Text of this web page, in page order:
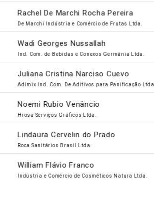
Rachel De Marchi Rocha Pereira
De Marchi Indústria e Comércio de Frutas Ltda.
Wadi Georges Nussallah
Ind. Com. de Bebidas e Conexos Germânia Ltda.
Juliana Cristina Narciso Cuevo
Adimix Ind. Com. De Aditivos para Panificação Ltda.
Noemi Rubio Venâncio
Hrosa Serviços Gráficos Ltda.
Lindaura Cervelin do Prado
Roca Sanitários Brasil Ltda.
William Flávio Franco
Indústria e Comércio de Cosméticos Natura Ltda.